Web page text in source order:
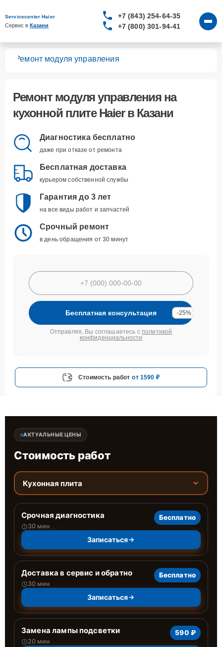
Servicecenter Haier
Сервис в Казани
+7 (843) 254-64-35
+7 (800) 301-94-41
Ремонт модуля управления
Ремонт модуля управленияна
кухонной плите Haier в Казани
Диагностика бесплатно
даже при отказе от ремонта
Бесплатная доставка
курьером собственной службы
Гарантия до 3 лет
на все виды работ и запчастей
Срочный ремонт
в день обращения от 30 минут
Бесплатная консультация -25%
Отправляя, Вы соглашаетесь с политикой
конфиденциальности
Стоимость работ от 1590 ₽
АКТУАЛЬНЫЕ ЦЕНЫ
Стоимость работ
Кухонная плита
Срочная диагностика
30 мин
Бесплатно
Записаться
Доставка в сервис и обратно
30 мин
Бесплатно
Записаться
Замена лампы подсветки
20 мин
590 ₽